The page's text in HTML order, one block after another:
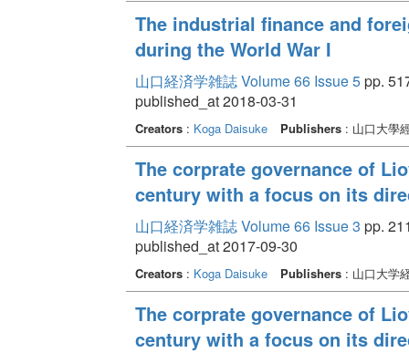
The industrial finance and
during the World War I
山口経済学雑誌 Volume 66 Issue 5pp.
published_at 2018-03-31
Creators: Koga Daisuke Publishers: 山口大學
The corprate governance of
century with a focus on its
山口経済学雑誌 Volume 66 Issue 3 pp.
published_at 2017-09-30
Creators: Koga Daisuke Publishers: 山口大学
The corprate governance of
century with a focus on its